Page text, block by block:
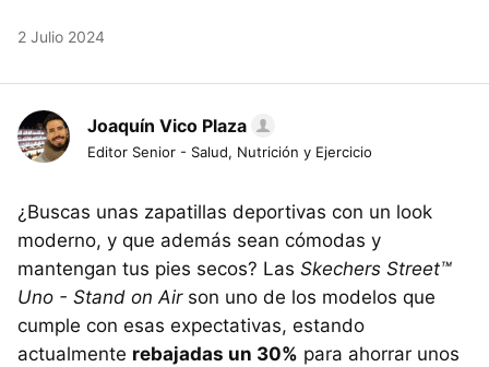
2 Julio 2024
Joaquín Vico Plaza
Editor Senior - Salud, Nutrición y Ejercicio
¿Buscas unas zapatillas deportivas con un look
moderno, y que además sean cómodas y
mantengan tus pies secos? Las Skechers Street™
Uno - Stand on Air son uno de los modelos que
cumple con esas expectativas, estando
actualmente rebajadas un 30% para ahorrar unos